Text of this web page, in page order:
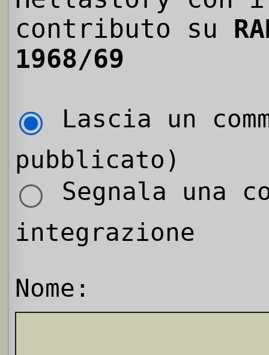
contributo su
1968/69
Lascia un
pubblicato)
Segnala una
integrazione
Nome: